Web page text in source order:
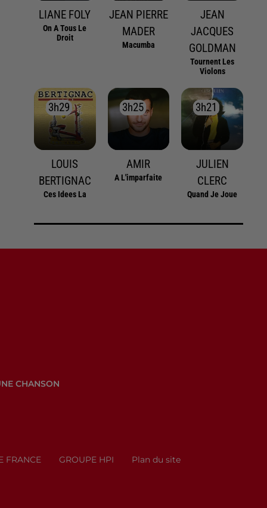
LIANE FOLY
On A Tous Le
Droit
JEAN PIERRE
MADER
Macumba
JEAN
JACQUES
GOLDMAN
Tournent Les
Violons
3h29
3h29
LOUIS
BERTIGNAC
Ces Idees La
3h25
3h25
AMIR
A L'imparfaite
3h21
3h21
JULIEN
CLERC
Quand Je Joue
CHANSON
FRANCE GROUPE HPI Plan du site